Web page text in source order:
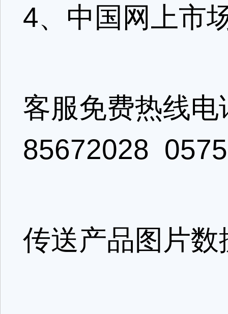
4、中国网上市
客服免费热线
85672028
传送产品图片